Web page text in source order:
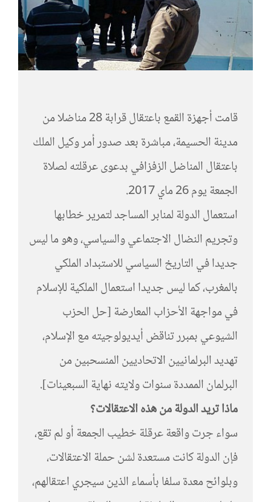
قامت أجهزة القمع باعتقال قرابة 28 مناضلا من
مدينة الحسيمة، مباشرة بعد صدور أمر وكيل الملك
باعتقال المناضل الزفزافي بدعوى عرقلته لصلاة
الجمعة يوم 26 ماي 2017.
استعمال الدولة لمنابر المساجد لتمرير خطابها
وتجريم النضال الاجتماعي والسياسي، وهو ما ليس
جديدا في التاريخ السياسي للاستبداد الملكي
بالمغرب، كما ليس جديدا استعمال الملكية للإسلام
في مواجهة الأحزاب المعارضة [حل الحزب
الشيوعي بمبرر تناقض أيديولوجيته مع الإسلام،
تهديد البرلمانيين الاتحاديين المنسحبين من
البرلمان الممددة سنوات ولايته نهاية السبعينات].
ماذا تريد الدولة من هذه الاعتقالات؟
سواء جرت واقعة عرقلة خطيب الجمعة أو لم تقع،
فإن الدولة كانت مستعدة لشن حملة الاعتقالات،
وبلوائح معدة سلفا بأسماء الذين سيجري اعتقالهم،